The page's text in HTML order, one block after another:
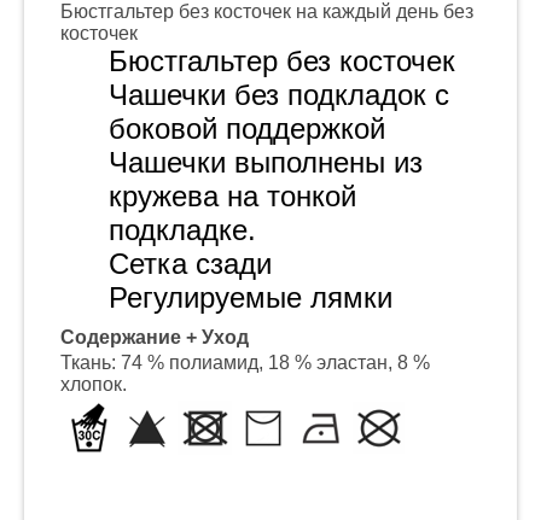
Бюстгальтер без косточек на каждый день без
косточек
Бюстгальтер без косточек
Чашечки без подкладок с
боковой поддержкой
Чашечки выполнены из
кружева на тонкой
подкладке.
Сетка сзади
Регулируемые лямки
Содержание + Уход
Ткань: 74 % полиамид, 18 % эластан, 8 %
хлопок.